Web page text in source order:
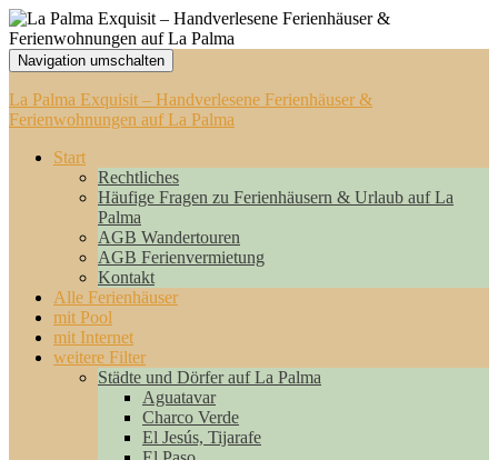
Navigation umschalten
La Palma Exquisit – Handverlesene Ferienhäuser &
Ferienwohnungen auf La Palma
Start
Rechtliches
Häufige Fragen zu Ferienhäusern & Urlaub auf La
Palma
AGB Wandertouren
AGB Ferienvermietung
Kontakt
Alle Ferienhäuser
mit Pool
mit Internet
weitere Filter
Städte und Dörfer auf La Palma
Aguatavar
Charco Verde
El Jesús, Tijarafe